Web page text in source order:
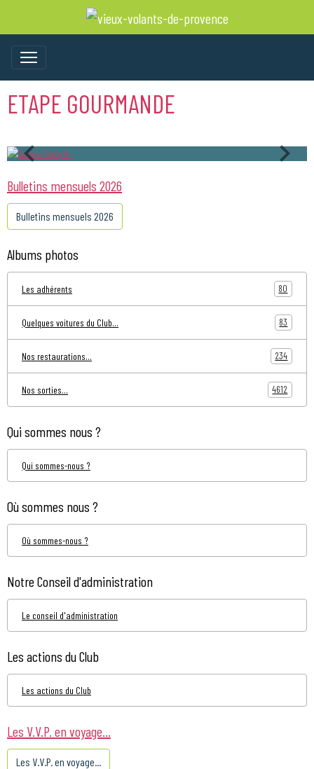
ETAPE GOURMANDE
Bulletins mensuels 2026
Bulletins mensuels 2026
Albums photos
Les adhérents 80
Quelques voitures du Club... 83
Nos restaurations... 234
Nos sorties... 4612
Qui sommes nous ?
Qui sommes-nous ?
Où sommes nous ?
Où sommes-nous ?
Notre Conseil d'administration
Le conseil d'administration
Les actions du Club
Les actions du Club
Les V.V.P. en voyage...
Les V.V.P. en voyage...